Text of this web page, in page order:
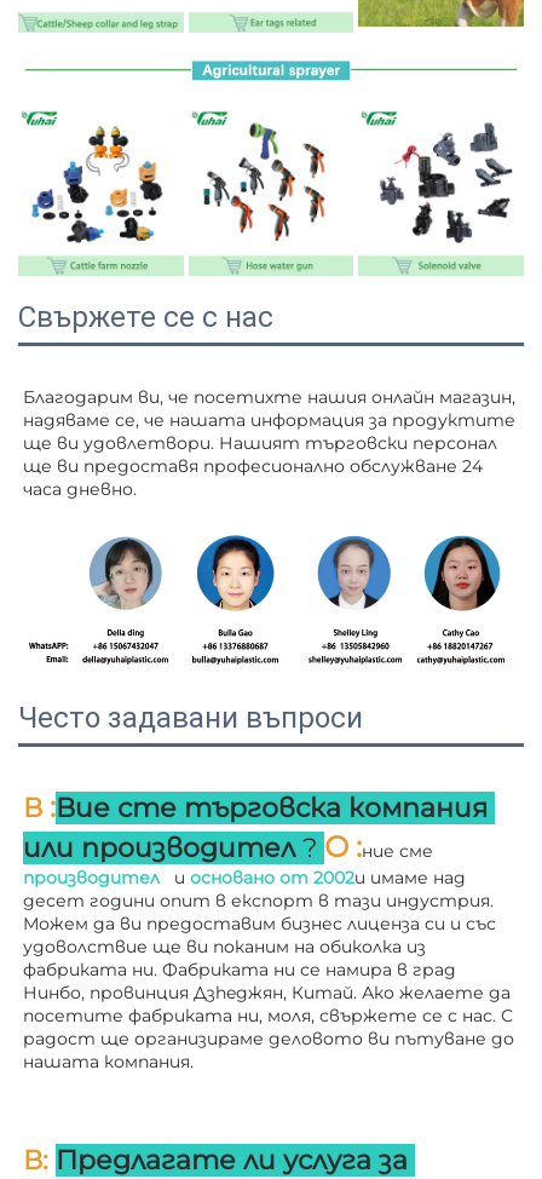
Свържете се с нас
Благодарим ви, че посетихте нашия онлайн магазин,
надяваме се, че нашата информация за продуктите
ще ви удовлетвори. Нашият търговски персонал
ще ви предоставя професионално обслужване 24
часа дневно.
Често задавани въпроси
В :Вие сте търговска компания
или производител ? О :
производител и основано от 2002и имаме над
десет години опит в експорт в тази индустрия.
Можем да ви предоставим бизнес лиценза си и със
удоволствие ще ви поканим на обиколка из
фабриката ни. Фабриката ни се намира в град
Нинбо, провинция Дзheджян, Китай. Ако желаете да
посетите фабриката ни, моля, свържете се с нас. С
радост ще организираме деловото ви пътуване до
нашата компания.
В: Предлагате ли услуга за